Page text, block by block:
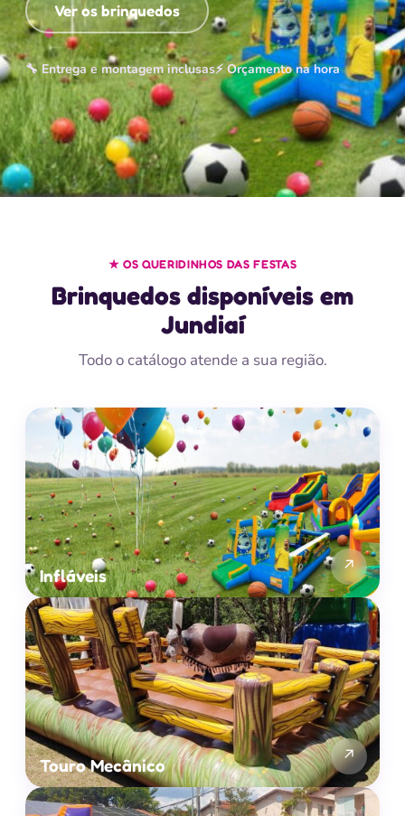
Ver os brinquedos
🔧 Entrega e montagem inclusas⚡ Orçamento na hora
★ OS QUERIDINHOS DAS FESTAS
Brinquedos disponíveis em
Jundiaí
Todo o catálogo atende a sua região.
Infláveis ↗
Touro Mecânico ↗